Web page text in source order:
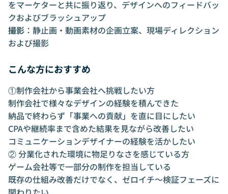
をマーケターと共に振り返り、デザインへのフィードバッ
クおよびブラッシュアップ
撮影 ：静止画・動画素材の企画立案、現場ディレクション
および撮影
こんな方におすすめ
①制作会社から事業会社へ挑戦したい方
制作会社で様々なデザインの経験を積んできた
納品で終わらず「事業への貢献」を直に目にしたい
CPAや継続率まで含めた結果を見ながら改善したい
コミュニケーションデザイナーの経験を活かしたい
② 分業化された環境に物足りなさを感じている方
ゲーム会社等で一部分の制作を担当している
既存の仕組み改善だけでなく、ゼロイチ〜検証フェーズに